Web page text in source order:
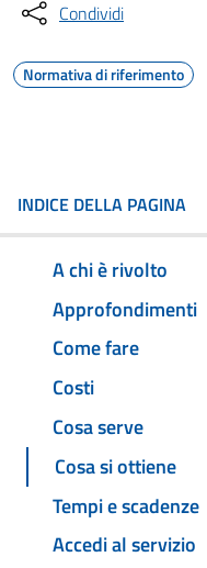
Condividi
Normativa di riferimento
INDICE DELLA PAGINA
A chi è rivolto
Approfondimenti
Come fare
Costi
Cosa serve
Cosa si ottiene
Tempi e scadenze
Accedi al servizio